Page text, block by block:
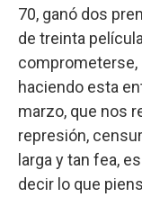
70, ganó dos
de treinta
comprometerse,
haciendo esta
marzo, que nos
represión,
larga y tan fea,
decir lo que